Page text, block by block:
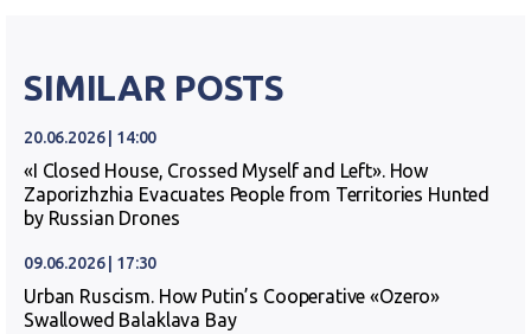
SIMILAR POSTS
20.06.2026 | 14:00
«I Closed House, Crossed Myself and Left». How
Zaporizhzhia Evacuates People from Territories Hunted
by Russian Drones
09.06.2026 | 17:30
Urban Ruscism. How Putin’s Cooperative «Ozero»
Swallowed Balaklava Bay